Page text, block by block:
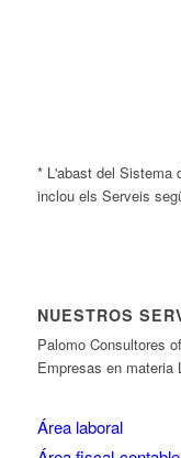
* L'abast del Sistema
inclou els Serveis
NUESTROS
Palomo Consultores
Empresas en materia
Área laboral